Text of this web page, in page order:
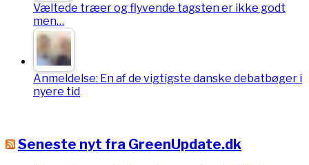
Væltede træer og flyvende tagsten er ikke godt
men…
Anmeldelse: En af de vigtigste danske debatbøger i
nyere tid
Seneste nyt fra GreenUpdate.dk